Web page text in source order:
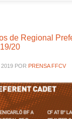
de Regional
20
POR PRENSA FFCV